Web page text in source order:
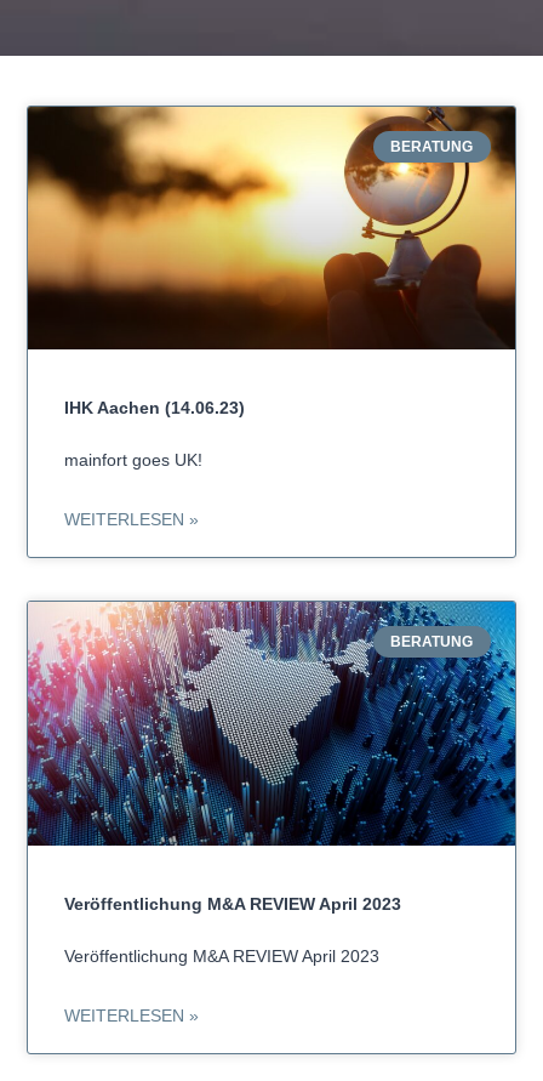
BERATUNG
IHK Aachen (14.06.23)
mainfort goes UK!
WEITERLESEN »
BERATUNG
Veröffentlichung M&A REVIEW April 2023
Veröffentlichung M&A REVIEW April 2023
WEITERLESEN »